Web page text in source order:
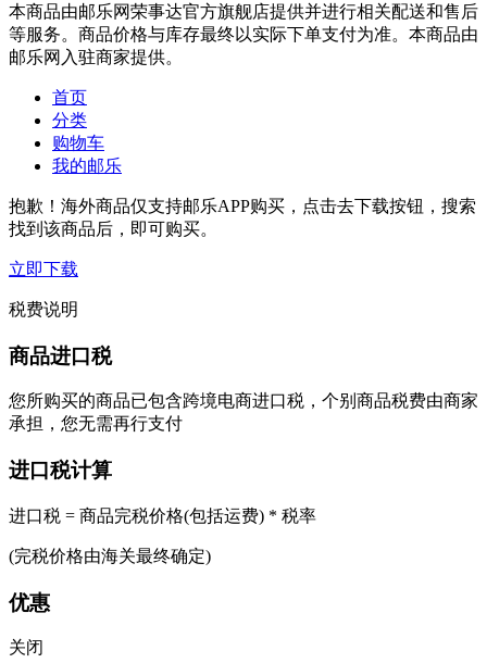
本商品由邮乐网荣事达官方旗舰店提供并进行相关配送和售后
等服务。商品价格与库存最终以实际下单支付为准。本商品由
邮乐网入驻商家提供。
首页
分类
购物车
我的邮乐
抱歉！海外商品仅支持邮乐APP购买，点击去下载按钮，搜索
找到该商品后，即可购买。
立即下载
税费说明
商品进口税
您所购买的商品已包含跨境电商进口税，个别商品税费由商家
承担，您无需再行支付
进口税计算
进口税 = 商品完税价格(包括运费) * 税率
(完税价格由海关最终确定)
优惠
关闭